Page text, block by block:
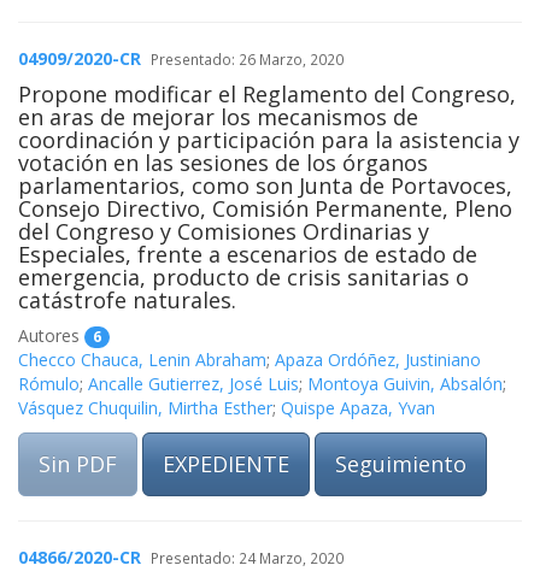
04909/2020-CR Presentado: 26 Marzo, 2020
Propone modificar el Reglamento del Congreso,
en aras de mejorar los mecanismos de
coordinación y participación para la asistencia y
votación en las sesiones de los órganos
parlamentarios, como son Junta de Portavoces,
Consejo Directivo, Comisión Permanente, Pleno
del Congreso y Comisiones Ordinarias y
Especiales, frente a escenarios de estado de
emergencia, producto de crisis sanitarias o
catástrofe naturales.
Autores 6
Checco Chauca, Lenin Abraham; Apaza Ordóñez, Justiniano
Rómulo; Ancalle Gutierrez, José Luis; Montoya Guivin, Absalón;
Vásquez Chuquilin, Mirtha Esther; Quispe Apaza, Yvan
Sin PDF EXPEDIENTE Seguimiento
04866/2020-CR Presentado: 24 Marzo, 2020